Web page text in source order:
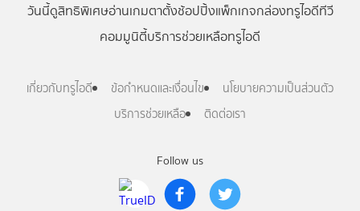
Follow us
วันนี้ดูสิทธิพิเศษอ่านเกมตาตั้งช้อปปิ้งแพ็กเกจกล่องทรูไอดีทีวี
คอมมูนิตี้บริการช่วยเหลือทรูไอดี
เกี่ยวกับทรูไอดี ข้อกำหนดและเงื่อนไข
นโยบายความเป็นส่วนตัว
บริการช่วยเหลือ
ติดต่อเรา